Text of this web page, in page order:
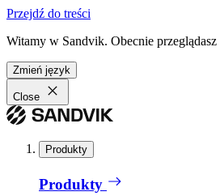
Przejdź do treści
Witamy w Sandvik. Obecnie
Zmień język
Close
Produkty
Produkty